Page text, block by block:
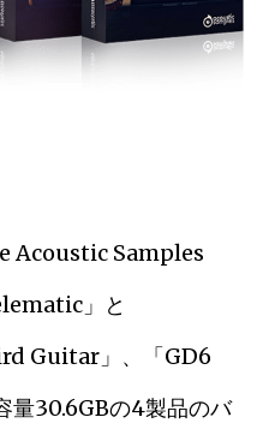
Acoustic Samples
」と
Guitar」、「GD6
量30.6GBの4製品のバ